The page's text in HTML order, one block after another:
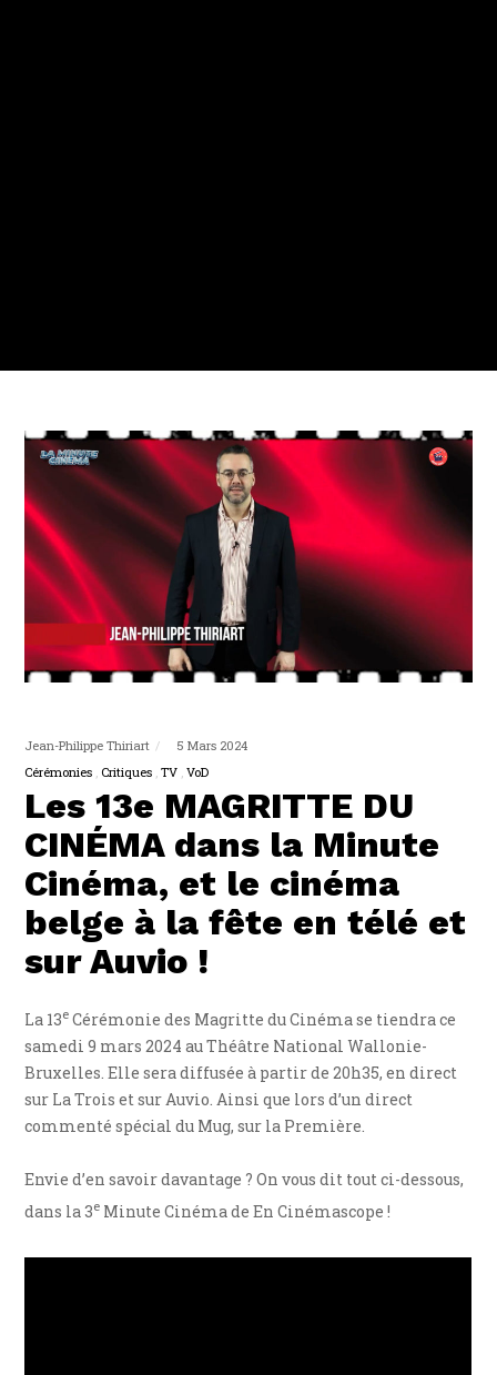
Jean-Philippe Thiriart
5 Mars 2024
Cérémonies Critiques TV VoD
Les 13e MAGRITTE DU
CINÉMA dans la Minute
Cinéma, et le cinéma
belge à la fête en télé et
sur Auvio !
La 13e Cérémonie des Magritte du Cinéma se tiendra ce
samedi 9 mars 2024 au Théâtre National Wallonie-
Bruxelles. Elle sera diffusée à partir de 20h35, en direct
sur La Trois et sur Auvio. Ainsi que lors d’un direct
commenté spécial du Mug, sur la Première.
Envie d’en savoir davantage ? On vous dit tout ci-dessous,
dans la 3e Minute Cinéma de En Cinémascope !